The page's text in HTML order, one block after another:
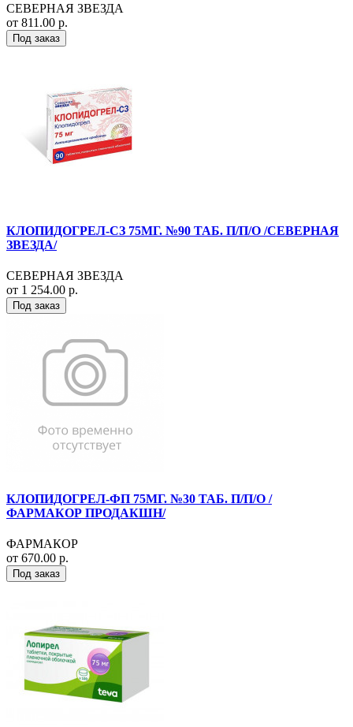
СЕВЕРНАЯ ЗВЕЗДА
от 811.00 р.
Под заказ
КЛОПИДОГРЕЛ-СЗ 75МГ. №90 ТАБ. П/П/О /СЕВЕРНАЯ
ЗВЕЗДА/
СЕВЕРНАЯ ЗВЕЗДА
от 1 254.00 р.
Под заказ
КЛОПИДОГРЕЛ-ФП 75МГ. №30 ТАБ. П/П/О /
ФАРМАКОР ПРОДАКШН/
ФАРМАКОР
от 670.00 р.
Под заказ